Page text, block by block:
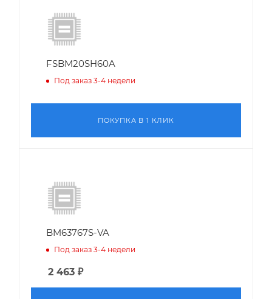
FSBM20SH60A
Под заказ 3-4 недели
ПОКУПКА В 1 КЛИК
BM63767S-VA
Под заказ 3-4 недели
2 463 ₽